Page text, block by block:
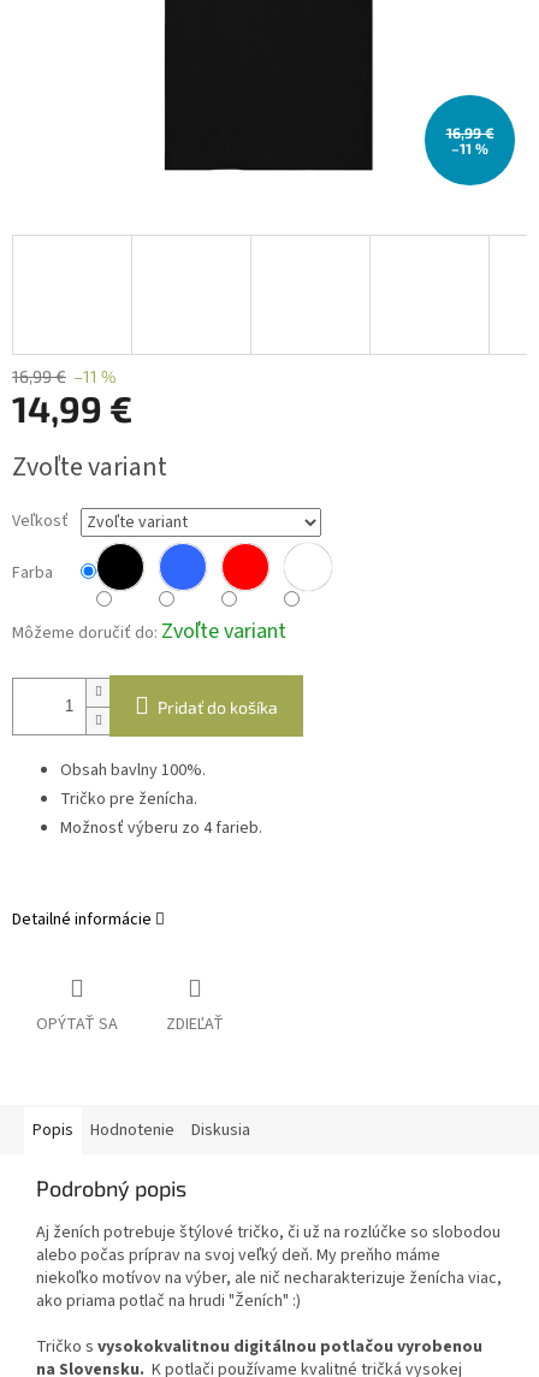
16,99 €
–11 %
16,99 € –11 %
14,99 €
cena:
Zvoľte variant
Veľkosť
Farba
Môžeme doručiť do: Zvoľte variant
Pridať do košíka
Obsah bavlny 100%.
Tričko pre ženícha.
Možnosť výberu zo 4 farieb.
Detailné informácie
OPÝTAŤ SA ZDIEĽAŤ
Popis Hodnotenie Diskusia
Podrobný popis
Aj ženích potrebuje štýlové tričko, či už na rozlúčke so slobodou
alebo počas príprav na svoj veľký deň. My preňho máme
niekoľko motívov na výber, ale nič necharakterizuje ženícha viac,
ako priama potlač na hrudi "Ženích" :)
Tričko s vysokokvalitnou digitálnou potlačou vyrobenou
na Slovensku. K potlači používame kvalitné tričká vysokej